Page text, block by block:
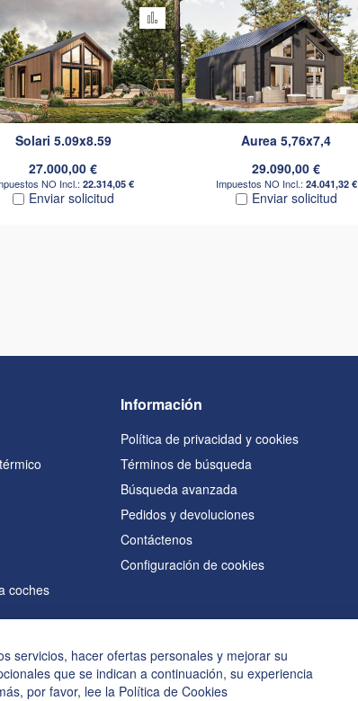
comparar
Solari 5.09x8.59
27.000,00 €
22.314,05 €
Enviar solicitud
Añadir para comparar
Aurea 5,76x7,4
29.090,00 €
24.041,32 €
Enviar solicitud
Información
Política de privacidad y cookies
Términos de búsqueda
Búsqueda avanzada
Pedidos y devoluciones
Contáctenos
Configuración de cookies
coches
servicios, hacer ofertas personales y mejorar su
que se indican a continuación, su experiencia
por favor, lee la Política de Cookies